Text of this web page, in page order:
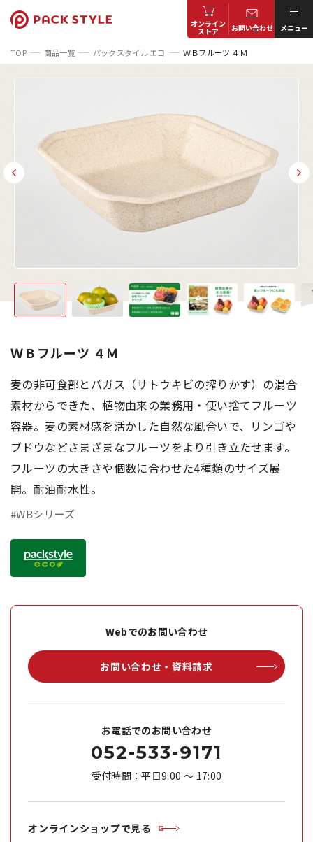
オンライン
ストア お問い合わせ メニュー
TOP 商品一覧 パックスタイル エコ ＷＢフルーツ ４Ｍ
ＷＢフルーツ ４Ｍ
麦の非可食部とバガス（サトウキビの搾りかす）の混合
素材からできた、植物由来の業務用・使い捨てフルーツ
容器。麦の素材感を活かした自然な風合いで、リンゴや
ブドウなどさまざまなフルーツをより引き立たせます。
フルーツの大きさや個数に合わせた4種類のサイズ展
開。耐油耐水性。
#WBシリーズ
Webでのお問い合わせ
お問い合わせ・資料請求
お電話でのお問い合わせ
052-533-9171
受付時間：平日9:00 ～ 17:00
オンラインショップで見る